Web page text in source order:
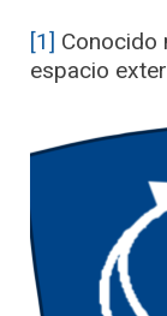
[1] Conocido
espacio